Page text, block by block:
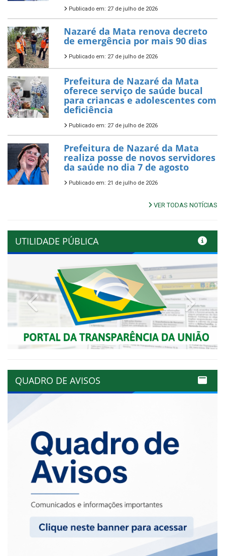
Publicado em: 27 de julho de 2026
Nazaré da Mata renova decreto
de emergência por mais 90 dias
Publicado em: 27 de julho de 2026
Prefeitura de Nazaré da Mata
oferece serviço de saúde bucal
para criancas e adolescentes com
deficiência
Publicado em: 27 de julho de 2026
Prefeitura de Nazaré da Mata
realiza posse de novos servidores
da saúde no dia 7 de agosto
Publicado em: 21 de julho de 2026
VER TODAS NOTÍCIAS
UTILIDADE PÚBLICA
Previous Next
QUADRO DE AVISOS